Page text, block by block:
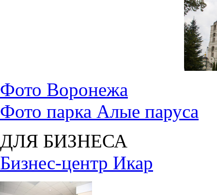
Фото Воронежа
Фото парка Алые паруса
ДЛЯ БИЗНЕСА
Бизнес-центр Икар